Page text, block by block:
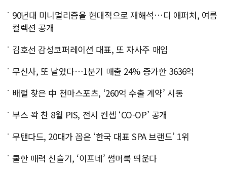
90년대 미니멀리즘을 현대적으로 재해석…디 애퍼처, 여름
컬렉션 공개
김호선 감성코퍼레이션 대표, 또 자사주 매입
무신사, 또 날았다…1분기 매출 24% 증가한 3636억
배럴 찾은 中 천마스포츠, ‘260억 수출 계약’ 시동
부스 꽉 찬 8월 PIS, 전시 컨셉 ‘CO-OP’ 공개
무탠다드, 20대가 꼽은 ‘한국 대표 SPA 브랜드’ 1위
쿨한 매력 신슬기, ‘이프네’ 썸머룩 띄운다